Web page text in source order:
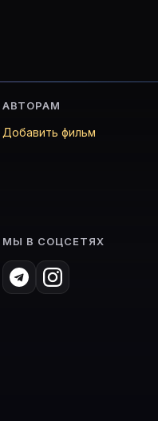
АВТОРАМ
Добавить фильм
МЫ В СОЦСЕТЯХ